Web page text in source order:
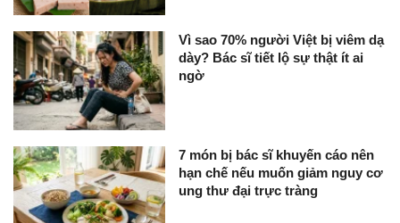
Vì sao 70% người Việt bị viêm dạ
dày? Bác sĩ tiết lộ sự thật ít ai
ngờ
7 món bị bác sĩ khuyến cáo nên
hạn chế nếu muốn giảm nguy cơ
ung thư đại trực tràng